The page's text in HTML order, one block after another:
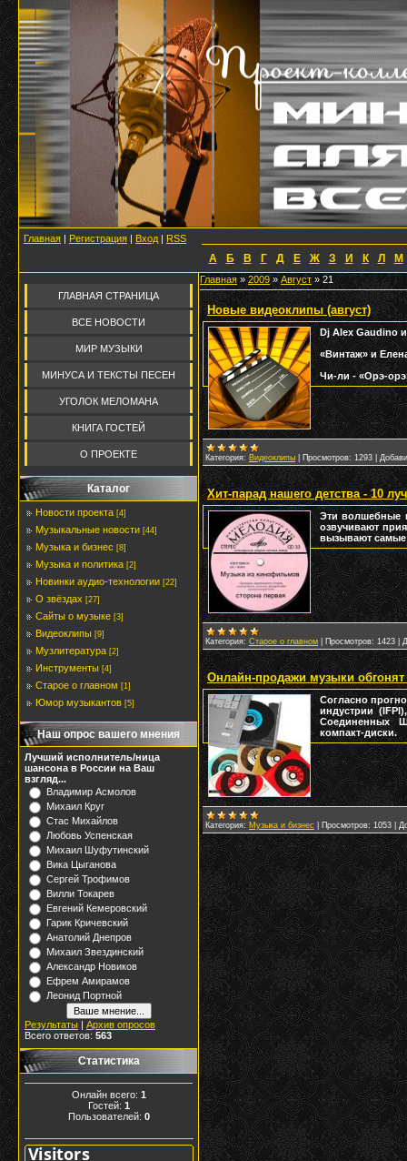
Главная | Регистрация | Вход | RSS
А Б В Г Д Е Ж З И К Л М
ГЛАВНАЯ СТРАНИЦА
ВСЕ НОВОСТИ
МИР МУЗЫКИ
МИНУСА И ТЕКСТЫ ПЕСЕН
УГОЛОК МЕЛОМАНА
КНИГА ГОСТЕЙ
О ПРОЕКТЕ
Каталог
Новости проекта [4]
Музыкальные новости [44]
Музыка и бизнес [8]
Музыка и политика [2]
Новинки аудио-технологии [22]
О звёздах [27]
Сайты о музыке [3]
Видеоклипы [9]
Музлитература [2]
Инструменты [4]
Старое о главном [1]
Юмор музыкантов [5]
Наш опрос вашего мнения
Лучший исполнитель/ница
шансона в России на Ваш
взгляд...
Владимир Асмолов
Михаил Круг
Стас Михайлов
Любовь Успенская
Михаил Шуфутинский
Вика Цыганова
Сергей Трофимов
Вилли Токарев
Евгений Кемеровский
Гарик Кричевский
Анатолий Днепров
Михаил Звездинский
Александр Новиков
Ефрем Амирамов
Леонид Портной
Результаты | Архив опросов
Всего ответов: 563
Статистика
Онлайн всего: 1
Гостей: 1
Пользователей: 0
Главная »2009 » Август » 21
Новые видеоклипы (август)
Dj Alex Gaudino
«Винтаж» и
Чи-ли - «Орэ-
Категория: Видеоклипы Просмотров: 1293
Хит-парад нашего детства - 10
Эти волшебные
озвучивают
вызывают самые
Категория: Старое о главном Просмотров: 1423
Онлайн-продажи музыки обгонят
Согласно
индустрии
Соединенных
компакт-диски.
Категория: Музыка и бизнес Просмотров: 1053